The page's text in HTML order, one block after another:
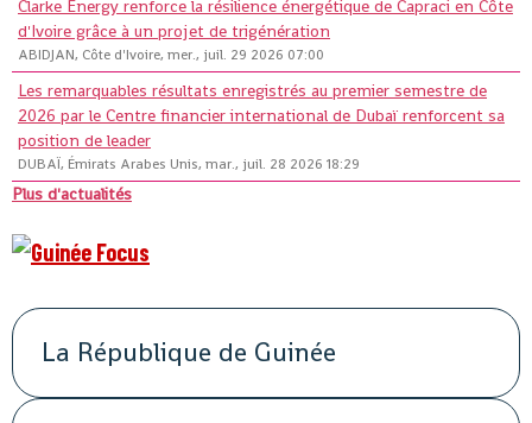
Clarke Energy renforce la résilience énergétique de Capraci en Côte
d'Ivoire grâce à un projet de trigénération
ABIDJAN, Côte d'Ivoire, mer., juil. 29 2026 07:00
Les remarquables résultats enregistrés au premier semestre de
2026 par le Centre financier international de Dubaï renforcent sa
position de leader
DUBAÏ, Émirats Arabes Unis, mar., juil. 28 2026 18:29
Plus d'actualités
La République de Guinée